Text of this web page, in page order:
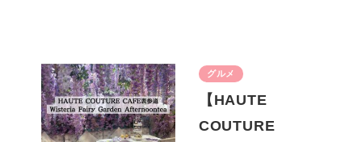
グルメ
【HAUTE
COUTURE